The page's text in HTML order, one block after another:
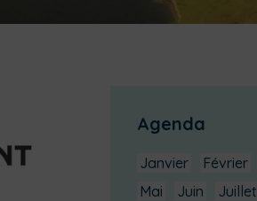
Agenda
Janvier Février
Mai
Juin Juillet